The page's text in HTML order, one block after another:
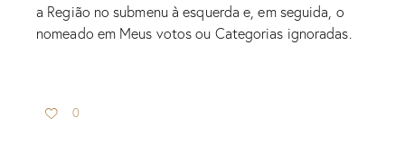
a Região no submenu à esquerda e, em seguida, o
nomeado em Meus votos ou Categorias ignoradas.
0